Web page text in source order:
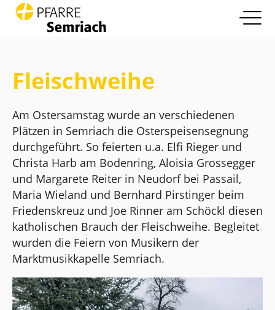
Pfarrleben
Glaube und Leben more
Die Pfarre more
Kontakt
Fleischweihe
Am Ostersamstag wurde an verschiedenen
Plätzen in Semriach die Osterspeisensegnung
durchgeführt. So feierten u.a. Elfi Rieger und
Christa Harb am Bodenring, Aloisia Grossegger
und Margarete Reiter in Neudorf bei Passail,
Maria Wieland und Bernhard Pirstinger beim
Friedenskreuz und Joe Rinner am Schöckl diesen
katholischen Brauch der Fleischweihe. Begleitet
wurden die Feiern von Musikern der
Marktmusikkapelle Semriach.